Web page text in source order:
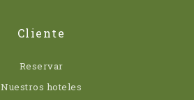
Cliente
Reservar
Nuestros hoteles